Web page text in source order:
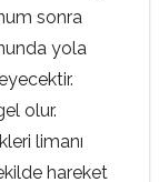
sonra
yola
olur.
limanı
hareket